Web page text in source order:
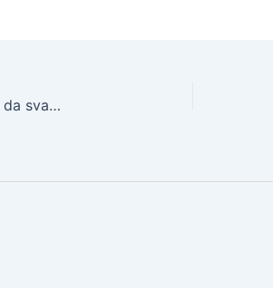
SAVET DOKTORKE: dr Irena Đorđević o tome kako da svakodnevnicu učinite lepšom